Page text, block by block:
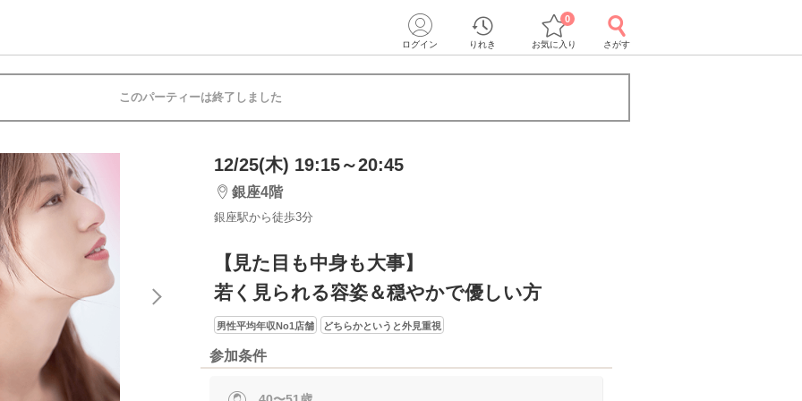
ログイン りれき お気に入り
0
さがす
このパーティーは終了しました
12/25(木) 19:15～20:45
銀座4階
銀座駅から徒歩3分
【見た目も中身も大事】
若く見られる容姿＆穏やかで優しい方
男性平均年収No1店舗 どちらかというと外見重視
参加条件